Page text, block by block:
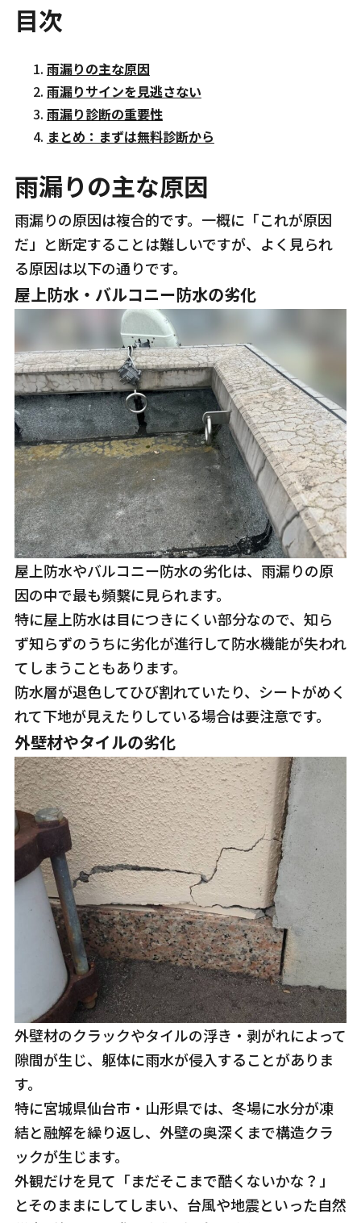
目次
雨漏りの主な原因
雨漏りサインを見逃さない
雨漏り診断の重要性
まとめ：まずは無料診断から
雨漏りの主な原因
雨漏りの原因は複合的です。一概に「これが原因
だ」と断定することは難しいですが、よく見られ
る原因は以下の通りです。
屋上防水・バルコニー防水の劣化
屋上防水やバルコニー防水の劣化は、雨漏りの原
因の中で最も頻繫に見られます。
特に屋上防水は目につきにくい部分なので、知ら
ず知らずのうちに劣化が進行して防水機能が失われ
てしまうこともあります。
防水層が退色してひび割れていたり、シートがめく
れて下地が見えたりしている場合は要注意です。
外壁材やタイルの劣化
外壁材のクラックやタイルの浮き・剥がれによって
隙間が生じ、躯体に雨水が侵入することがありま
す。
特に宮城県仙台市・山形県では、冬場に水分が凍
結と融解を繰り返し、外壁の奥深くまで構造クラ
ックが生じます。
外観だけを見て「まだそこまで酷くないかな？」
とそのままにしてしまい、台風や地震といった自然